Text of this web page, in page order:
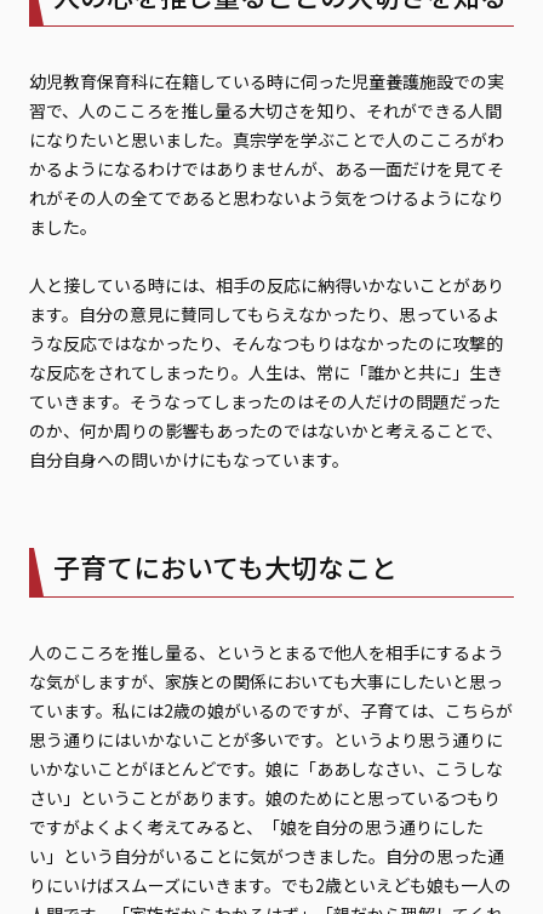
幼児教育保育科に在籍している時に伺った児童養護施設での実
習で、人のこころを推し量る大切さを知り、それができる人間
になりたいと思いました。真宗学を学ぶことで人のこころがわ
かるようになるわけではありませんが、ある一面だけを見てそ
れがその人の全てであると思わないよう気をつけるようになり
ました。
人と接している時には、相手の反応に納得いかないことがあり
ます。自分の意見に賛同してもらえなかったり、思っているよ
うな反応ではなかったり、そんなつもりはなかったのに攻撃的
な反応をされてしまったり。人生は、常に「誰かと共に」生き
ていきます。そうなってしまったのはその人だけの問題だった
のか、何か周りの影響もあったのではないかと考えることで、
自分自身への問いかけにもなっています。
子育てにおいても大切なこと
人のこころを推し量る、というとまるで他人を相手にするよう
な気がしますが、家族との関係においても大事にしたいと思っ
ています。私には2歳の娘がいるのですが、子育ては、こちらが
思う通りにはいかないことが多いです。というより思う通りに
いかないことがほとんどです。娘に「ああしなさい、こうしな
さい」ということがあります。娘のためにと思っているつもり
ですがよくよく考えてみると、「娘を自分の思う通りにした
い」という自分がいることに気がつきました。自分の思った通
りにいけばスムーズにいきます。でも2歳といえども娘も一人の